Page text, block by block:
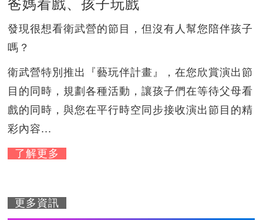
爸媽看戲、孩子玩戲
發現很想看衛武營的節目，但沒有人幫您陪伴孩子
嗎？
衛武營特別推出『藝玩伴計畫』，在您欣賞演出節
目的同時，規劃各種活動，讓孩子們在等待父母看
戲的同時，與您在平行時空同步接收演出節目的精
彩內容...
了解更多
更多資訊